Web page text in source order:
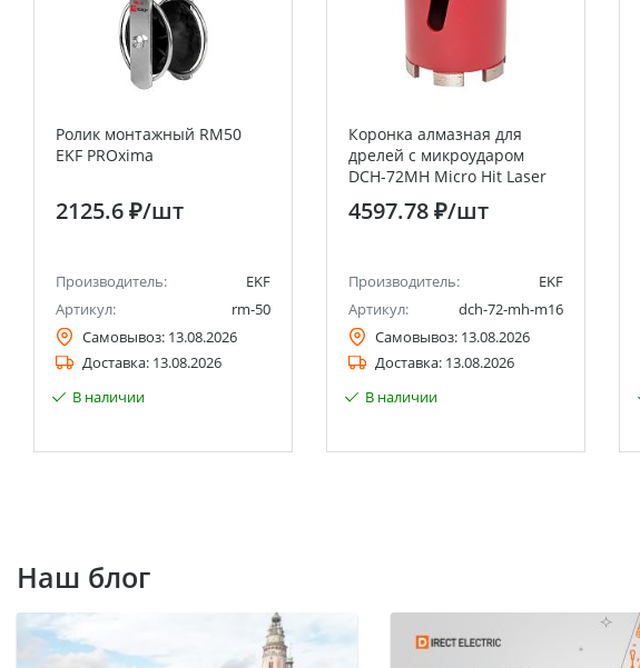
Ролик монтажный RM50
EKF PROxima
2125.6 ₽/шт
Производитель:
EKF
Артикул:
rm-50
Самовывоз: 13.08.2026
Доставка: 13.08.2026
В наличии
Коронка алмазная для
дрелей с микроударом
DCH-72MH Micro Hit Laser
M16 EKF Professional
4597.78 ₽/шт
Производитель:
EKF
Артикул:
dch-72-mh-m16
Самовывоз: 13.08.2026
Доставка: 13.08.2026
В наличии
Наш блог